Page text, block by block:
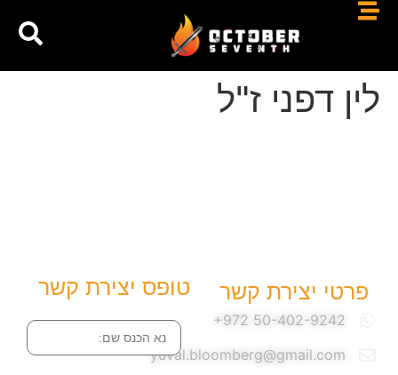
לין דפני ז"ל
פרטי יצירת קשר
yuval.bloomberg@gmail.com
טופס יצירת קשר